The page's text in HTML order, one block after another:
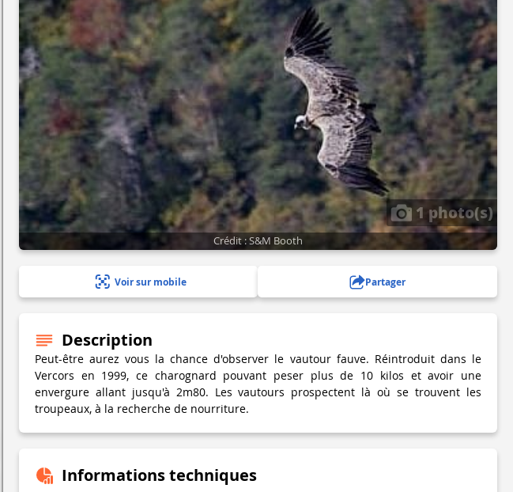
1 photo(s)
Crédit : S&M Booth
Voir sur mobile Partager
Description
Peut-être aurez vous la chance d'observer le vautour fauve. Réintroduit dans le
Vercors en 1999, ce charognard pouvant peser plus de 10 kilos et avoir une
envergure allant jusqu'à 2m80. Les vautours prospectent là où se trouvent les
troupeaux, à la recherche de nourriture.
Informations techniques